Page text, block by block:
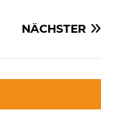
NÄCHSTER